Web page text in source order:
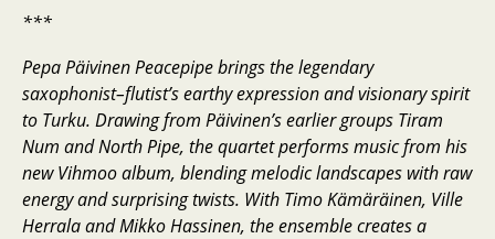
***
Pepa Päivinen Peacepipe brings the legendary
saxophonist–flutist’s earthy expression and visionary spirit
to Turku. Drawing from Päivinen’s earlier groups Tiram
Num and North Pipe, the quartet performs music from his
new Vihmoo album, blending melodic landscapes with raw
energy and surprising twists. With Timo Kämäräinen, Ville
Herrala and Mikko Hassinen, the ensemble creates a